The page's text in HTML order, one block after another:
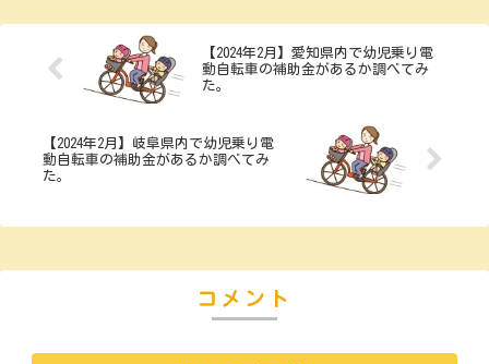
【2024年2月】愛知県内で幼児乗り電
動自転車の補助金があるか調べてみ
た。
【2024年2月】岐阜県内で幼児乗り電
動自転車の補助金があるか調べてみ
た。
コメント